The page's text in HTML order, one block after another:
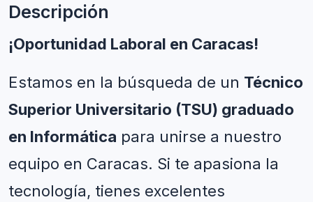
Descripción
¡Oportunidad Laboral en Caracas!
Estamos en la búsqueda de un Técnico
Superior Universitario (TSU) graduado
en Informática para unirse a nuestro
equipo en Caracas. Si te apasiona la
tecnología, tienes excelentes